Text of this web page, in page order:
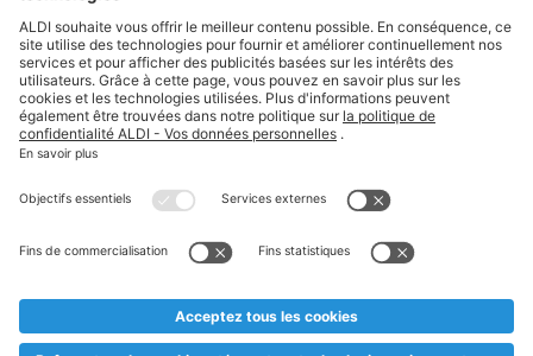
Suivez ALDI Belgique
Textes marqués d'un astérisque et mentions légales
* Nous vendons ces articles temporairement et jusqu'à
au cas où, malgré le planning bien étudié, nous serions
prématurément en rupture de stock. Prix Recupel et TVA incl.
** Sur ce site, l’utilisation de la forme masculine a été adoptée